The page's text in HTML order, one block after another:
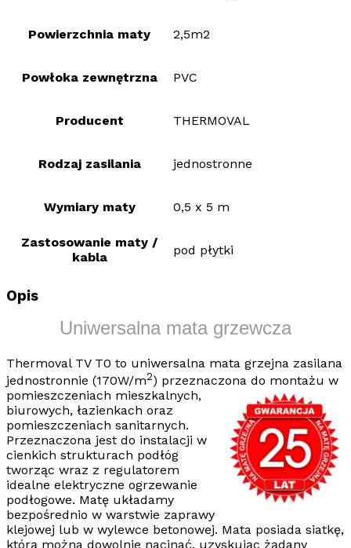
Powierzchnia maty 2,5m2
Powłoka zewnętrzna PVC
Producent THERMOVAL
Rodzaj zasilania jednostronne
Wymiary maty 0,5 x 5 m
Zastosowanie maty /
kabla
pod płytki
Opis
Uniwersalna mata grzewcza
Thermoval TV T0 to uniwersalna mata grzejna zasilana
jednostronnie (170W/m2) przeznaczona do montażu w
pomieszczeniach mieszkalnych,
biurowych, łazienkach oraz
pomieszczeniach sanitarnych.
Przeznaczona jest do instalacji w
cienkich strukturach podłóg
tworząc wraz z regulatorem
idealne elektryczne ogrzewanie
podłogowe. Matę układamy
bezpośrednio w warstwie zaprawy
klejowej lub w wylewce betonowej. Mata posiada siatkę,
którą można dowolnie nacinać, uzyskując żądany